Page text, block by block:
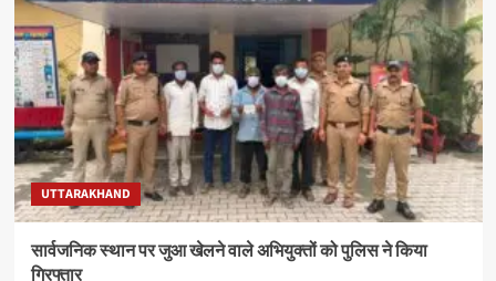
UTTARAKHAND
सार्वजनिक स्थान पर जुआ खेलने वाले अभियुक्तों को पुलिस ने किया
गिरफ्तार